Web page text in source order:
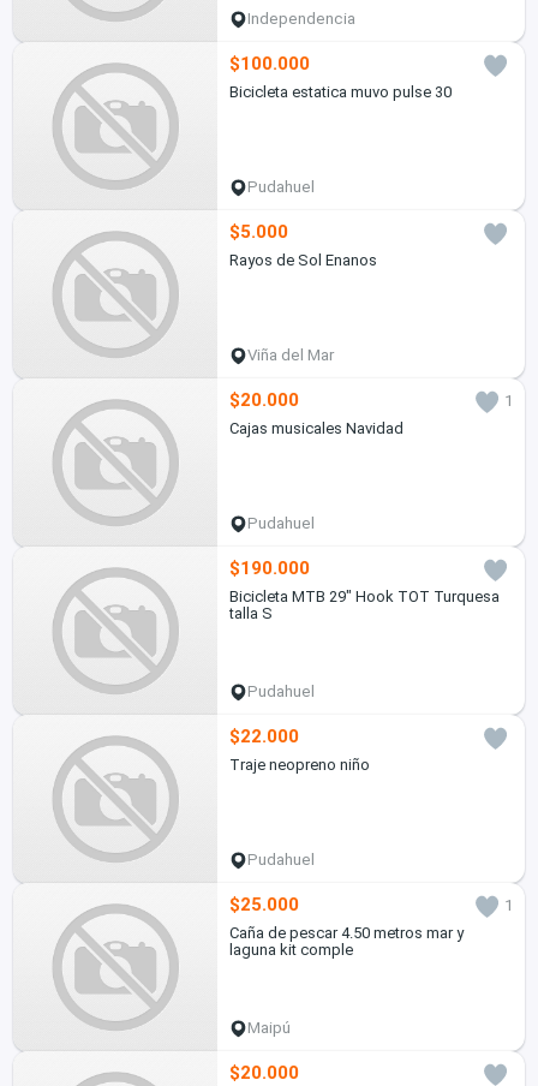
Independencia
$100.000
Bicicleta estatica muvo pulse 30
Pudahuel
$5.000
Rayos de Sol Enanos
Viña del Mar
$20.000
1
Cajas musicales Navidad
Pudahuel
$190.000
Bicicleta MTB 29" Hook TOT Turquesa
talla S
Pudahuel
$22.000
Traje neopreno niño
Pudahuel
$25.000
1
Caña de pescar 4.50 metros mar y
laguna kit comple
Maipú
$20.000